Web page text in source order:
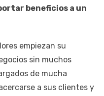
beneficios a un
empiezan su
sin muchos
de mucha
a sus clientes y